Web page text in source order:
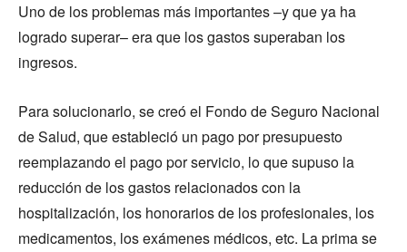
Uno de los problemas más importantes –y que ya ha
logrado superar– era que los gastos superaban los
ingresos.
Para solucionarlo, se creó el Fondo de Seguro Nacional
de Salud, que estableció un pago por presupuesto
reemplazando el pago por servicio, lo que supuso la
reducción de los gastos relacionados con la
hospitalización, los honorarios de los profesionales, los
medicamentos, los exámenes médicos, etc. La prima se